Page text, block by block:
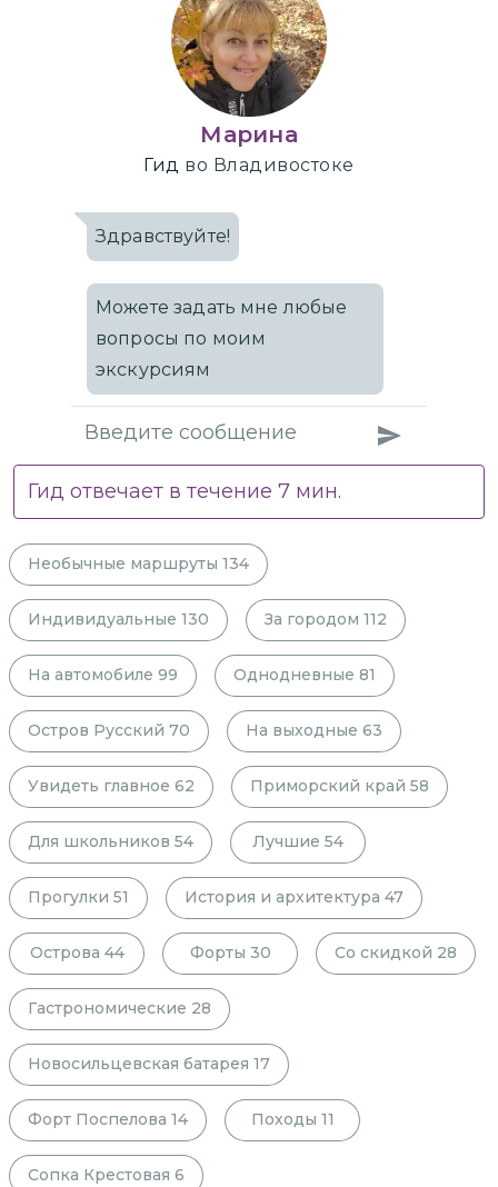
Марина
Гид во Владивостоке
Здравствуйте!
Можете задать мне любые
вопросы по моим
экскурсиям
Гид отвечает в течение 7 мин.
Необычные маршруты 134
Индивидуальные 130 За городом 112
На автомобиле 99 Однодневные 81
Остров Русский 70 На выходные 63
Увидеть главное 62 Приморский край 58
Для школьников 54 Лучшие 54
Прогулки 51 История и архитектура 47
Острова 44 Форты 30 Со скидкой 28
Гастрономические 28
Новосильцевская батарея 17
Форт Поспелова 14 Походы 11
Сопка Крестовая 6